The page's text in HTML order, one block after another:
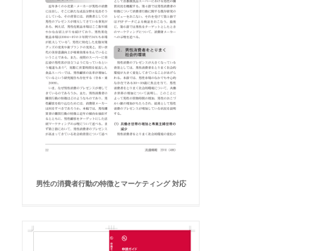
男性の消費者行動の特徴とマーケティング 対応